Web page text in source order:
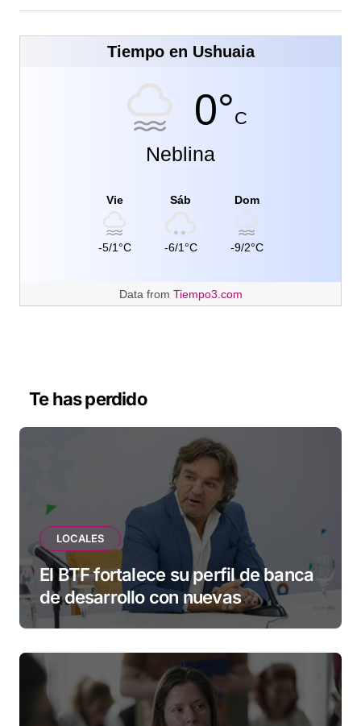
Tiempo en Ushuaia
0°C
Neblina
Vie
-5/1°C
Sáb
-6/1°C
Dom
-9/2°C
Data from Tiempo3.com
Te has perdido
LOCALES
El BTF fortalece su perfil de banca
de desarrollo con nuevas
herramientas para familias y